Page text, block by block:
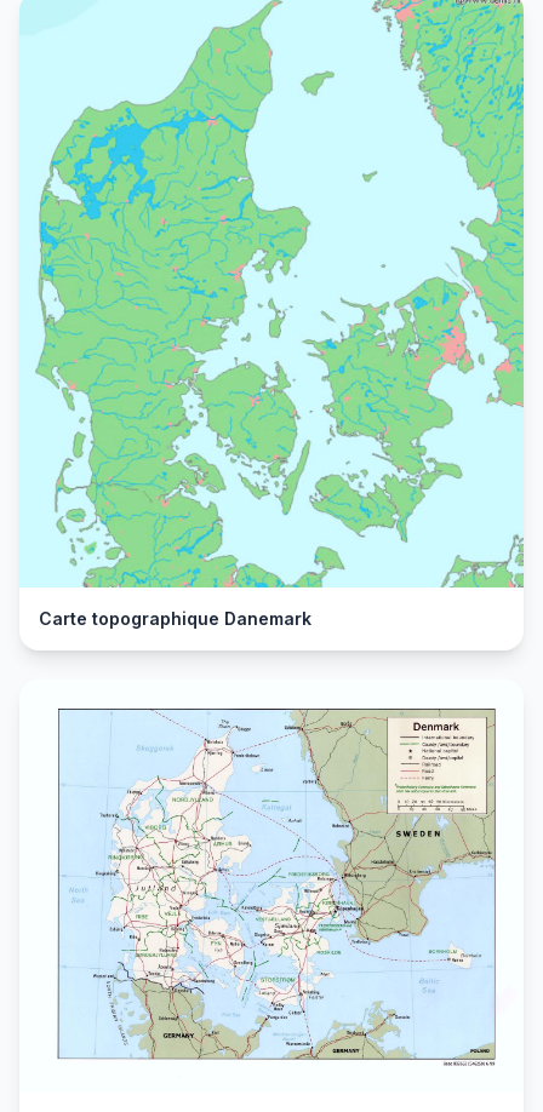
Carte topographique Danemark